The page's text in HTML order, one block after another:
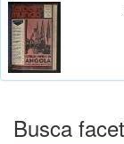
Busca